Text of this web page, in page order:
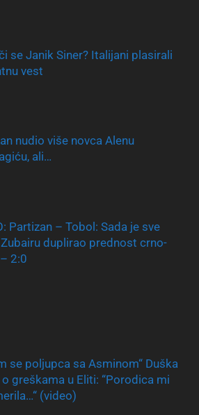
se Janik Siner? Italijani plasirali
vest
nudio više novca Alenu
ali…
Partizan – Tobol: Sada je sve
duplirao prednost crno-
2:0
se poljupca sa Asminom“ Duška
greškama u Eliti: “Porodica mi
(video)